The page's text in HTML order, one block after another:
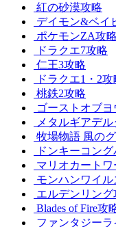
紅の砂漠攻略
デイモン&ベイ
ポケモンZA攻略
ドラクエ7攻略
仁王3攻略
ドラクエ1・2攻
桃鉄2攻略
ゴーストオブ
メタルギアデ
牧場物語 風の
ドンキーコン
マリオカート
モンハンワイル
エルデンリング
Blades of Fire攻
ファンタジー